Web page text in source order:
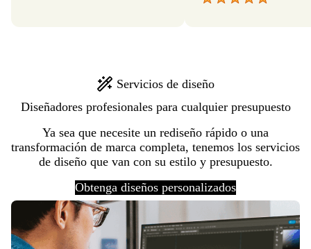
Servicios de diseño
Diseñadores profesionales para cualquier presupuesto
Ya sea que necesite un rediseño rápido o una
transformación de marca completa, tenemos los servicios
de diseño que van con su estilo y presupuesto.
Obtenga diseños personalizados